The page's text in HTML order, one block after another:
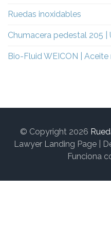
Ruedas inoxidables
Chumacera pedestal 205 |
Bio-Fluid WEICON |
© Copyright 2026
Lawyer Landing Page |
Funciona